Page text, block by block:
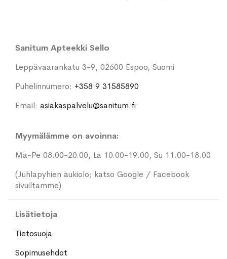
Sanitum Apteekki Sello
Leppävaarankatu 3-9, 02600 Espoo, Suomi
Puhelinnumero: +358 9 31585890
Email: asiakaspalvelu@sanitum.fi
Myymälämme on avoinna:
Ma-Pe 08.00-20.00, La 10.00-19.00, Su 11.00-18.00
(Juhlapyhien aukiolo; katso Google / Facebook
sivuiltamme)
Lisätietoja
Tietosuoja
Sopimusehdot